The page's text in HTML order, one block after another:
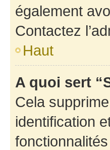
également
Contactez
Haut
A quoi sert
Cela
identification